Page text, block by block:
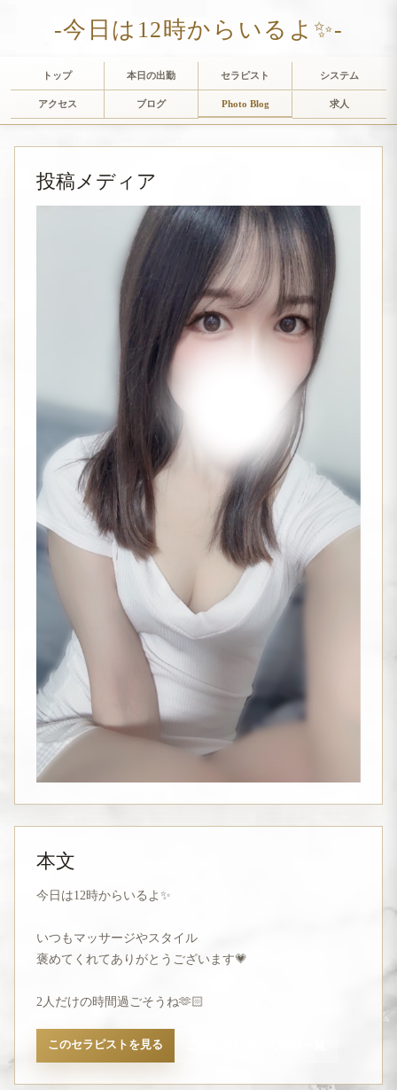
-今日は12時からいるよ✨-
トップ 本日の出勤 セラピスト システム
アクセス ブログ Photo Blog 求人
投稿メディア
本文
今日は12時からいるよ✨
いつもマッサージやスタイル
褒めてくれてありがとうございます💗
2人だけの時間過ごそうね🫶🏻
このセラピストを見る